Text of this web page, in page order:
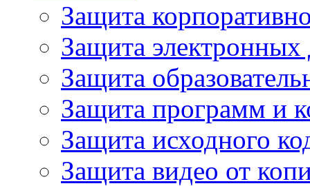
Защита
Защита электронных
Защита
Защита программ и
Защита исходного
Защита видео от